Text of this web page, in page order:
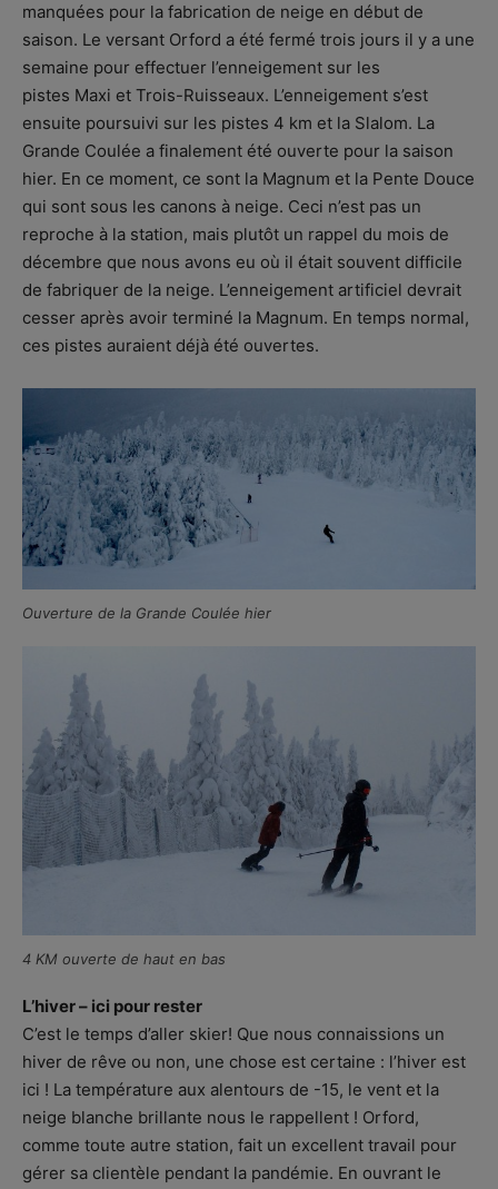
manquées pour la fabrication de neige en début de
saison. Le versant Orford a été fermé trois jours il y a une
semaine pour effectuer l’enneigement sur les
pistes Maxi et Trois-Ruisseaux. L’enneigement s’est
ensuite poursuivi sur les pistes 4 km et la Slalom. La
Grande Coulée a finalement été ouverte pour la saison
hier. En ce moment, ce sont la Magnum et la Pente Douce
qui sont sous les canons à neige. Ceci n’est pas un
reproche à la station, mais plutôt un rappel du mois de
décembre que nous avons eu où il était souvent difficile
de fabriquer de la neige. L’enneigement artificiel devrait
cesser après avoir terminé la Magnum. En temps normal,
ces pistes auraient déjà été ouvertes.
Ouverture de la Grande Coulée hier
4 KM ouverte de haut en bas
L’hiver – ici pour rester
C’est le temps d’aller skier! Que nous connaissions un
hiver de rêve ou non, une chose est certaine : l’hiver est
ici ! La température aux alentours de -15, le vent et la
neige blanche brillante nous le rappellent ! Orford,
comme toute autre station, fait un excellent travail pour
gérer sa clientèle pendant la pandémie. En ouvrant le